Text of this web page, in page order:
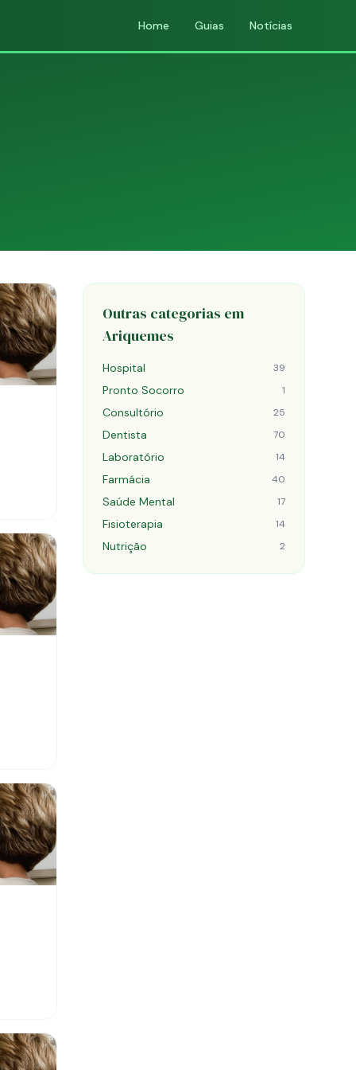
Home Guias Notícias
Outras categorias em
Ariquemes
Hospital 39
Pronto Socorro 1
Consultório 25
Dentista 70
Laboratório 14
Farmácia 40
Saúde Mental 17
Fisioterapia 14
Nutrição 2